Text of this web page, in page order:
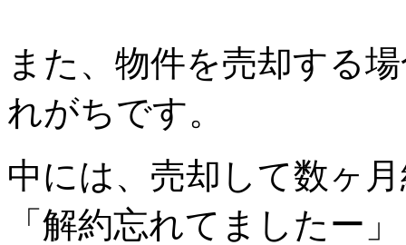
また、物件を売却する
れがちです。
中には、売却して数ヶ
「解約忘れてましたー